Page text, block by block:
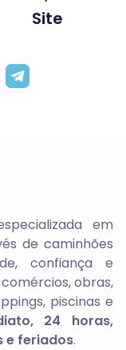
Site
em
de caminhões
confiança e
obras,
piscinas e
24 horas,
e feriados.